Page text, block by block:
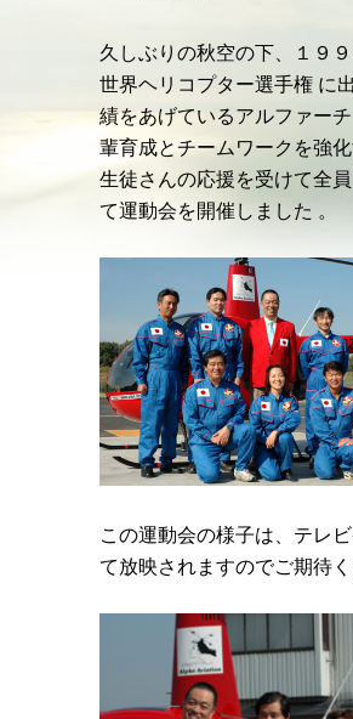
久しぶりの秋空の下、１９
世界ヘリコプター選手権 に
績をあげているアルファー
輩育成とチームワークを強
生徒さんの応援を受けて全
て運動会を開催しました 。
この運動会の様子は、テレ
て放映されますのでご期待く